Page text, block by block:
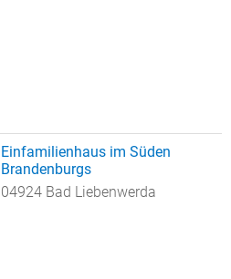
Einfamilienhaus im Süden
Brandenburgs
04924 Bad Liebenwerda